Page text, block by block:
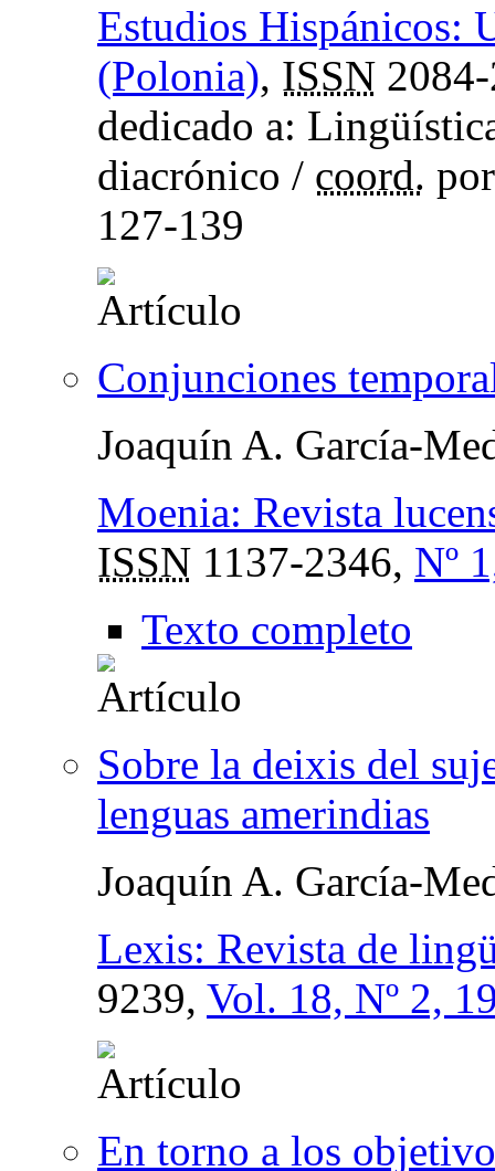
Estudios Hispánicos:
(Polonia), ISSN
dedicado a:
diacrónico / coord.
127-139
Conjunciones
Joaquín A. García-
Moenia: Revista
ISSN 1137-2346, Nº
Texto completo
Sobre la deixis del
lenguas amerindias
Joaquín A. García-
Lexis: Revista de
9239, Vol. 18, Nº 2,
En torno a los